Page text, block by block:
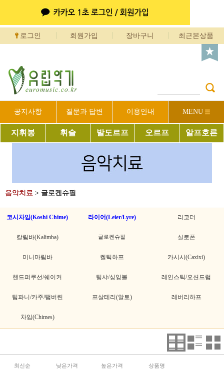
로그인 회원가입 장바구니 최근본상품
공지사항 질문과 답변 이용안내 MENU
지휘봉 휘슬 발도르프 오르프 알프호른
음악치료 > 글로켄슈필
코시차임(Koshi Chime) 라이어(Leier/Lyre) 리코더
칼림바(Kalimba) 글로켄슈필 실로폰
미니마림바 켈틱하프 카시시(Caxixi)
핸드퍼쿠선/쉐이커 팅샤/싱잉볼 레인스틱/오션드럼
팀파니/카주/탬버린 프살테리(알토) 레버리하프
차임(Chimes)
최신순 낮은가격 높은가격 상품명